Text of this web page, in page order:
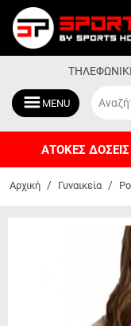
MENU
ΔΩΡΕΑΝ
Αρχική / Γυναικεία /